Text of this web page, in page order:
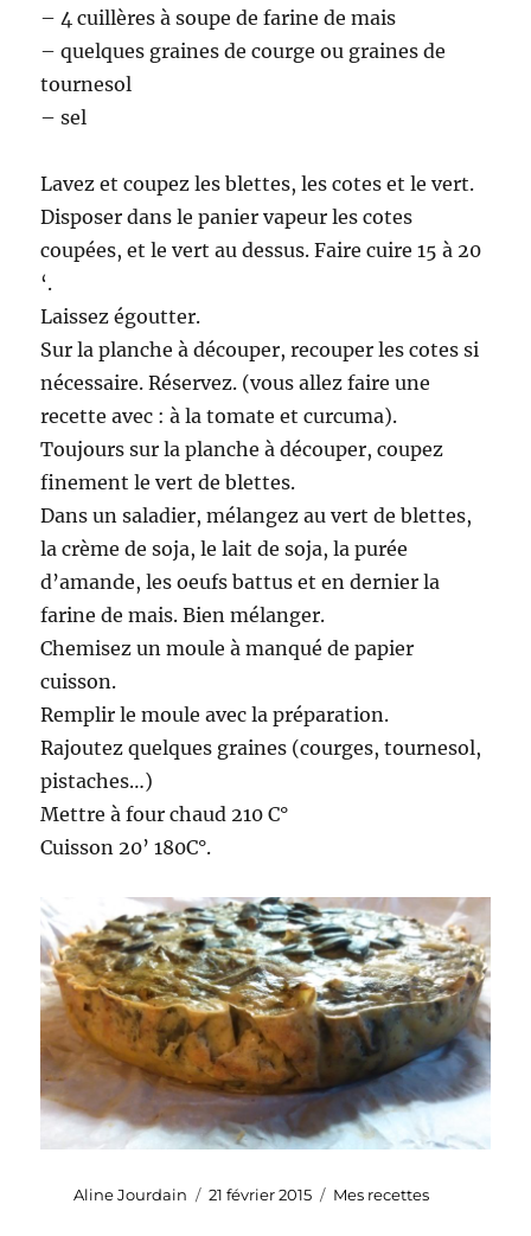
– 4 cuillères à soupe de farine de mais
– quelques graines de courge ou graines de
tournesol
– sel
Lavez et coupez les blettes, les cotes et le vert.
Disposer dans le panier vapeur les cotes
coupées, et le vert au dessus. Faire cuire 15 à 20
‘.
Laissez égoutter.
Sur la planche à découper, recouper les cotes si
nécessaire. Réservez. (vous allez faire une
recette avec : à la tomate et curcuma).
Toujours sur la planche à découper, coupez
finement le vert de blettes.
Dans un saladier, mélangez au vert de blettes,
la crème de soja, le lait de soja, la purée
d’amande, les oeufs battus et en dernier la
farine de mais. Bien mélanger.
Chemisez un moule à manqué de papier
cuisson.
Remplir le moule avec la préparation.
Rajoutez quelques graines (courges, tournesol,
pistaches…)
Mettre à four chaud 210 C°
Cuisson 20’ 180C°.
Auteur
Aline Jourdain
Publié
21 février 2015 Catégories
Mes recettes